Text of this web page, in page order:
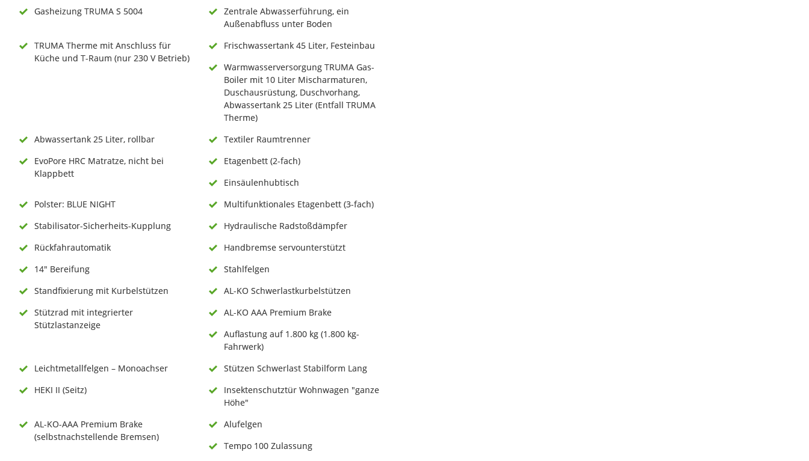
Gasheizung TRUMA S 5004
Zentrale Abwasserführung, ein
Außenabfluss unter Boden
TRUMA Therme mit Anschluss für
Küche und T-Raum (nur 230 V Betrieb)
Frischwassertank 45 Liter, Festeinbau
Warmwasserversorgung TRUMA Gas-
Boiler mit 10 Liter Mischarmaturen,
Duschausrüstung, Duschvorhang,
Abwassertank 25 Liter (Entfall TRUMA
Therme)
Abwassertank 25 Liter, rollbar
Textiler Raumtrenner
EvoPore HRC Matratze, nicht bei
Klappbett
Etagenbett (2-fach)
Einsäulenhubtisch
Polster: BLUE NIGHT
Multifunktionales Etagenbett (3-fach)
Stabilisator-Sicherheits-Kupplung
Hydraulische Radstoßdämpfer
Rückfahrautomatik
Handbremse servounterstützt
14" Bereifung
Stahlfelgen
Standfixierung mit Kurbelstützen
AL-KO Schwerlastkurbelstützen
Stützrad mit integrierter
Stützlastanzeige
AL-KO AAA Premium Brake
Auflastung auf 1.800 kg (1.800 kg-
Fahrwerk)
Leichtmetallfelgen – Monoachser
Stützen Schwerlast Stabilform Lang
HEKI II (Seitz)
Insektenschutztür Wohnwagen "ganze
Höhe"
AL-KO-AAA Premium Brake
(selbstnachstellende Bremsen)
Alufelgen
Tempo 100 Zulassung